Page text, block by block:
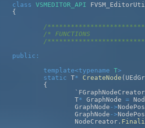
class VSMEDITOR_API
{
/
/* FUNCTIONS
/
public :
template<typename T>
static T* CreateNode (
{
		`FGraphNodeCreator
		T
* GraphNode =
		GraphNode
->
		GraphNode
->
		NodeCreator
.